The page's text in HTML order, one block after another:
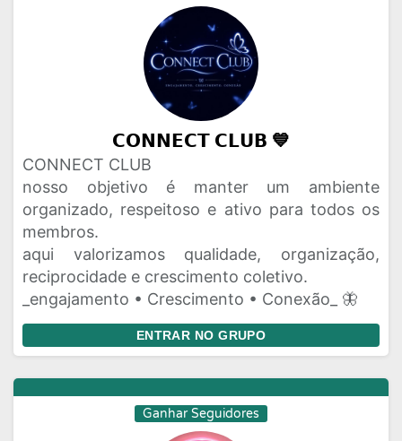
𝗖𝗢𝗡𝗡𝗘𝗖𝗧 𝗖𝗟𝗨𝗕 💙
CONNECT CLUB
nosso objetivo é manter um ambiente
organizado, respeitoso e ativo para todos os
membros.
aqui valorizamos qualidade, organização,
reciprocidade e crescimento coletivo.
_engajamento • Crescimento • Conexão_ 🦋
ENTRAR NO GRUPO
Ganhar Seguidores